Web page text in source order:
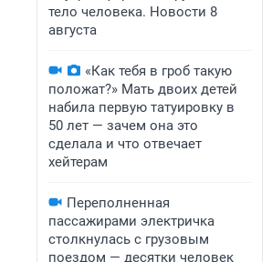
тело человека. Новости 8
августа
«Как тебя в гроб такую
положат?» Мать двоих детей
набила первую татуировку в
50 лет — зачем она это
сделала и что отвечает
хейтерам
Переполненная
пассажирами электричка
столкнулась с грузовым
поездом — десятки человек